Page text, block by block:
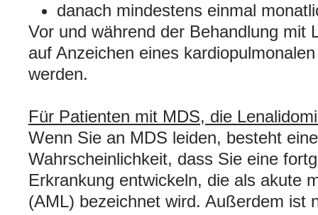
danach mindestens einmal
Vor und während der Behandlung mit
auf Anzeichen eines
werden.
Für Patienten mit MDS, die
Wenn Sie an MDS leiden, besteht
Wahrscheinlichkeit, dass Sie eine
Erkrankung entwickeln, die als akute
(AML) bezeichnet wird. Außerdem ist